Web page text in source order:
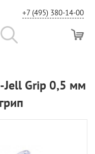
+7 (495) 380-14-00
Jell Grip 0,5 мм